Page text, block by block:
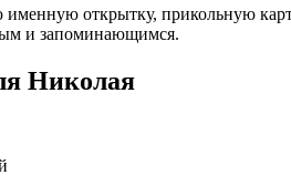
именную открытку, прикольную
и запоминающимся.
Николая